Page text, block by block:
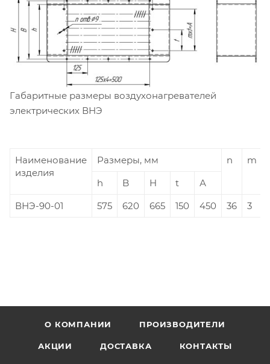
Габаритные размеры воздухонагревателей
электрических ВНЭ
Наименование
изделия
Размеры, мм n m
h
B H t
А
ВНЭ-90-01
575 620 665 150 450 36 3
О КОМПАНИИ ПРОИЗВОДИТЕЛИ
АКЦИИ ДОСТАВКА КОНТАКТЫ